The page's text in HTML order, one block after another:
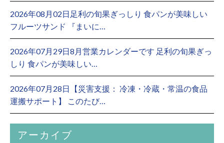
2026年08月02日足利の旬果ぎっしり 食パンが美味しい
フルーツサンド 『まいに…
2026年07月29日8月営業カレンダーです 足利の旬果ぎっ
しり 食パンが美味しい…
2026年07月28日【災害支援： 冷凍・冷蔵・常温の食品
運搬サポート】 このたび…
アーカイブ